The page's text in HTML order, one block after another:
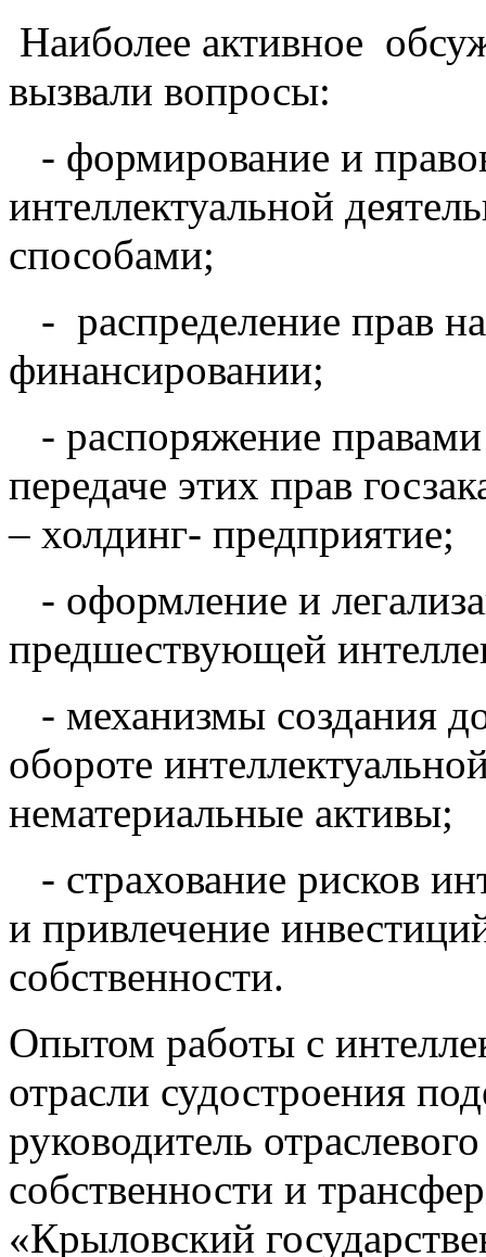
Наиболее активное
вызвали вопросы:
- формирование и
интеллектуальной
способами;
- распределение прав
финансировании;
- распоряжение
передаче этих прав
– холдинг- предприятие;
- оформление и
предшествующей
- механизмы создания
обороте
нематериальные активы;
- страхование рисков
и привлечение
собственности.
Опытом работы с
отрасли судостроения
руководитель
собственности и
«Крыловский